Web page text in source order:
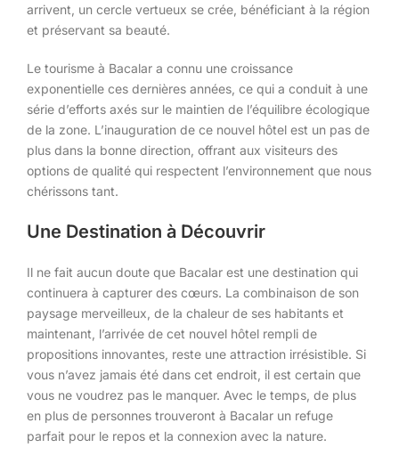
arrivent, un cercle vertueux se crée, bénéficiant à la région
et préservant sa beauté.
Le tourisme à Bacalar a connu une croissance
exponentielle ces dernières années, ce qui a conduit à une
série d’efforts axés sur le maintien de l’équilibre écologique
de la zone. L’inauguration de ce nouvel hôtel est un pas de
plus dans la bonne direction, offrant aux visiteurs des
options de qualité qui respectent l’environnement que nous
chérissons tant.
Une Destination à Découvrir
Il ne fait aucun doute que Bacalar est une destination qui
continuera à capturer des cœurs. La combinaison de son
paysage merveilleux, de la chaleur de ses habitants et
maintenant, l’arrivée de cet nouvel hôtel rempli de
propositions innovantes, reste une attraction irrésistible. Si
vous n’avez jamais été dans cet endroit, il est certain que
vous ne voudrez pas le manquer. Avec le temps, de plus
en plus de personnes trouveront à Bacalar un refuge
parfait pour le repos et la connexion avec la nature.